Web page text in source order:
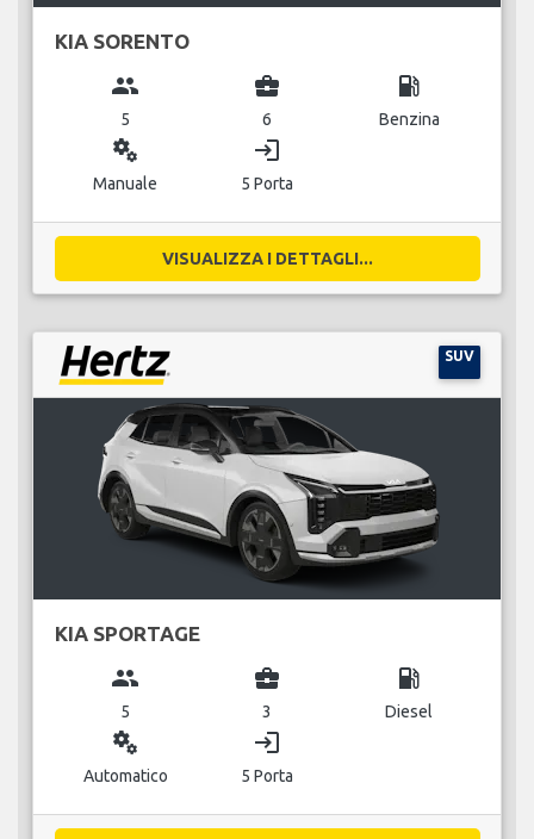
KIA SORENTO
group
5
business_center
6
local_gas_station
Benzina
miscellaneous_services
Manuale
login
5 Porta
VISUALIZZA I DETTAGLI...
SUV
KIA SPORTAGE
group
5
business_center
3
local_gas_station
Diesel
miscellaneous_services
Automatico
login
5 Porta